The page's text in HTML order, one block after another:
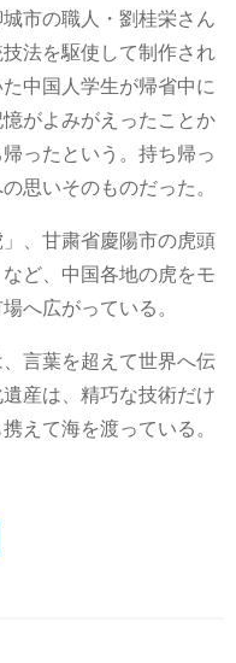
市の職人・劉桂栄さん
法を駆使して制作され
中国人学生が帰省中に
がよみがえったことか
ったという。持ち帰っ
思いそのものだった。
、甘粛省慶陽市の虎頭
ど、中国各地の虎をモ
へ広がっている。
言葉を超えて世界へ伝
産は、精巧な技術だけ
えて海を渡っている。